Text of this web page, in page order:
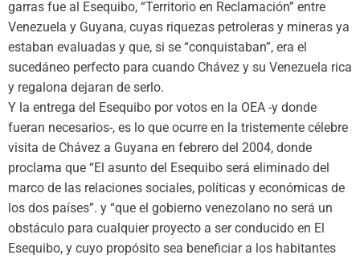
garras fue al Esequibo, “Territorio en Reclamación” entre
Venezuela y Guyana, cuyas riquezas petroleras y mineras ya
estaban evaluadas y que, si se “conquistaban”, era el
sucedáneo perfecto para cuando Chávez y su Venezuela rica
y regalona dejaran de serlo.
Y la entrega del Esequibo por votos en la OEA -y donde
fueran necesarios-, es lo que ocurre en la tristemente célebre
visita de Chávez a Guyana en febrero del 2004, donde
proclama que “El asunto del Esequibo será eliminado del
marco de las relaciones sociales, políticas y económicas de
los dos países”. y “que el gobierno venezolano no será un
obstáculo para cualquier proyecto a ser conducido en El
Esequibo, y cuyo propósito sea beneficiar a los habitantes